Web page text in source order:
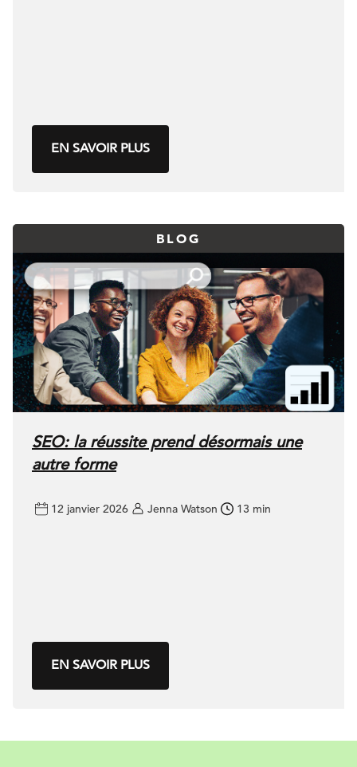
EN SAVOIR PLUS
BLOG
SEO: la réussite prend désormais une
autre forme
12 janvier 2026 Jenna Watson 13 min
EN SAVOIR PLUS